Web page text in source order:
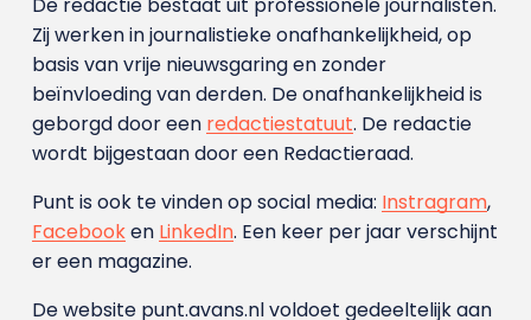
Zij werken in journalistieke onafhankelijkheid, op
basis van vrije nieuwsgaring en zonder
beïnvloeding van derden. De onafhankelijkheid is
geborgd door een redactiestatuut. De redactie
wordt bijgestaan door een Redactieraad.
Punt is ook te vinden op social media: Instragram,
Facebooken LinkedIn. Een keer per jaar verschijnt
er een magazine.
De website punt.avans.nl voldoet gedeeltelijk aan